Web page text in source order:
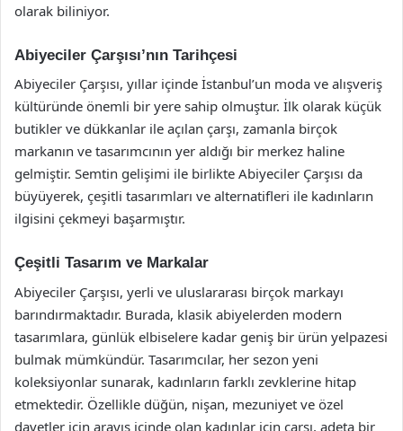
olarak biliniyor.
Abiyeciler Çarşısı’nın Tarihçesi
Abiyeciler Çarşısı, yıllar içinde İstanbul’un moda ve alışveriş
kültüründe önemli bir yere sahip olmuştur. İlk olarak küçük
butikler ve dükkanlar ile açılan çarşı, zamanla birçok
markanın ve tasarımcının yer aldığı bir merkez haline
gelmiştir. Semtin gelişimi ile birlikte Abiyeciler Çarşısı da
büyüyerek, çeşitli tasarımları ve alternatifleri ile kadınların
ilgisini çekmeyi başarmıştır.
Çeşitli Tasarım ve Markalar
Abiyeciler Çarşısı, yerli ve uluslararası birçok markayı
barındırmaktadır. Burada, klasik abiyelerden modern
tasarımlara, günlük elbiselere kadar geniş bir ürün yelpazesi
bulmak mümkündür. Tasarımcılar, her sezon yeni
koleksiyonlar sunarak, kadınların farklı zevklerine hitap
etmektedir. Özellikle düğün, nişan, mezuniyet ve özel
davetler için arayış içinde olan kadınlar için çarşı, adeta bir